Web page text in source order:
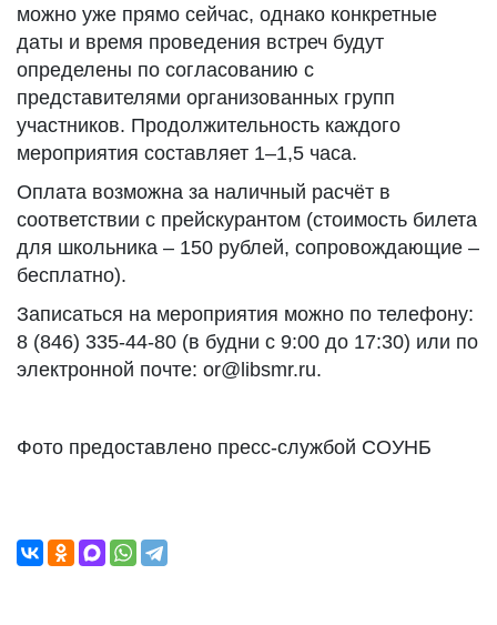
можно уже прямо сейчас, однако конкретные
даты и время проведения встреч будут
определены по согласованию с
представителями организованных групп
участников. Продолжительность каждого
мероприятия составляет 1–1,5 часа.
Оплата возможна за наличный расчёт в
соответствии с прейскурантом (стоимость билета
для школьника – 150 рублей, сопровождающие –
бесплатно).
Записаться на мероприятия можно по телефону:
8 (846) 335-44-80 (в будни с 9:00 до 17:30) или по
электронной почте: or@libsmr.ru.
Фото предоставлено пресс-службой СОУНБ